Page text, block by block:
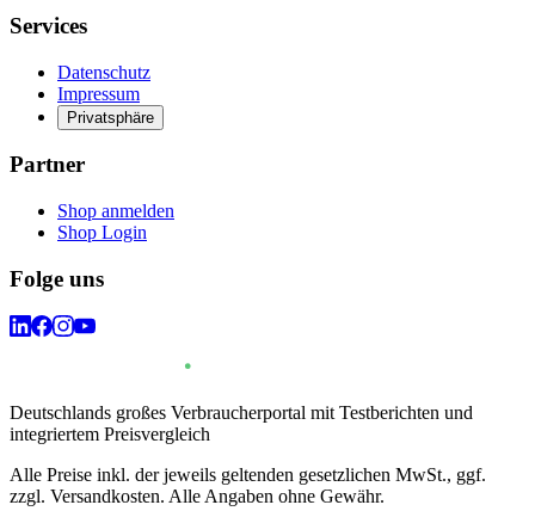
Services
Datenschutz
Impressum
Privatsphäre
Partner
Shop anmelden
Shop Login
Folge uns
Deutschlands großes Verbraucherportal mit Testberichten und
integriertem Preisvergleich
Alle Preise inkl. der jeweils geltenden gesetzlichen MwSt., ggf.
zzgl. Versandkosten. Alle Angaben ohne Gewähr.